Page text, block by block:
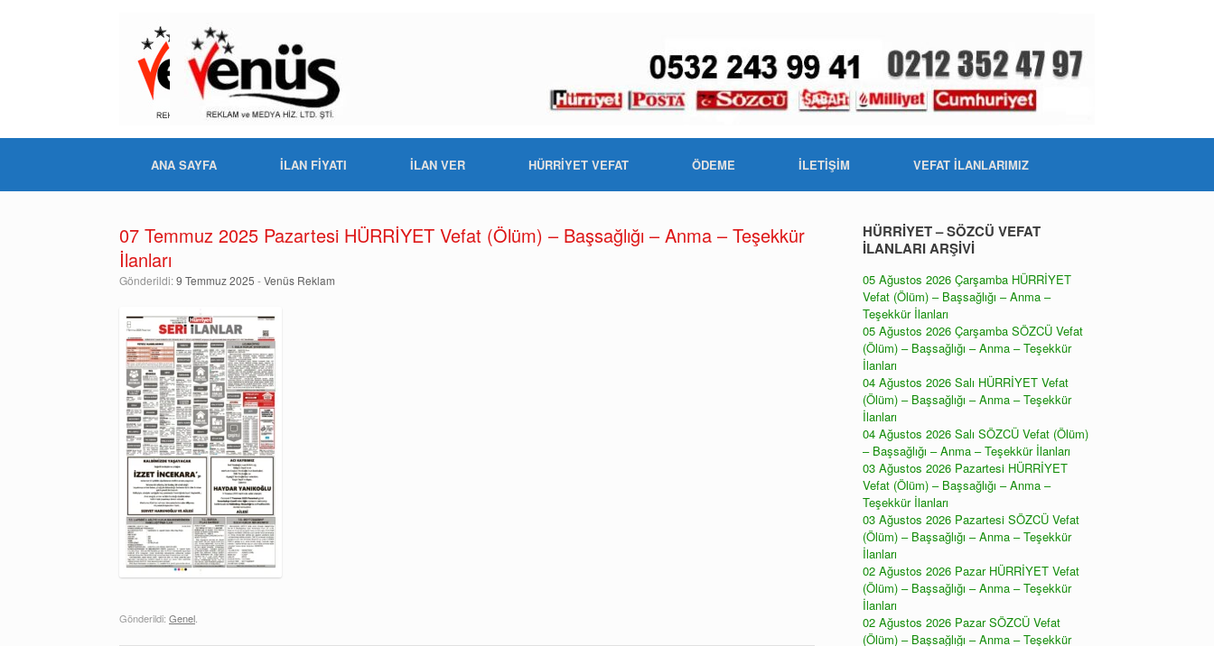
ANA SAYFA İLAN FİYATI İLAN VER HÜRRİYET VEFAT ÖDEME İLETİŞİM VEFAT İLANLARIMIZ
07 Temmuz 2025 Pazartesi HÜRRİYET Vefat (Ölüm) – Başsağlığı – Anma – Teşekkür
İlanları
Gönderildi:9 Temmuz 2025 -Venüs Reklam
Gönderildi: Genel
HÜRRİYET – SÖZCÜ VEFAT
İLANLARI ARŞİVİ
05 Ağustos 2026 Çarşamba HÜRRİYET
Vefat (Ölüm) – Başsağlığı – Anma –
Teşekkür İlanları
05 Ağustos 2026 Çarşamba SÖZCÜ Vefat
(Ölüm) – Başsağlığı – Anma – Teşekkür
İlanları
04 Ağustos 2026 Salı HÜRRİYET Vefat
(Ölüm) – Başsağlığı – Anma – Teşekkür
İlanları
04 Ağustos 2026 Salı SÖZCÜ Vefat (Ölüm)
– Başsağlığı – Anma – Teşekkür İlanları
03 Ağustos 2026 Pazartesi HÜRRİYET
Vefat (Ölüm) – Başsağlığı – Anma –
Teşekkür İlanları
03 Ağustos 2026 Pazartesi SÖZCÜ Vefat
(Ölüm) – Başsağlığı – Anma – Teşekkür
İlanları
02 Ağustos 2026 Pazar HÜRRİYET Vefat
(Ölüm) – Başsağlığı – Anma – Teşekkür
İlanları
02 Ağustos 2026 Pazar SÖZCÜ Vefat
(Ölüm) – Başsağlığı – Anma – Teşekkür